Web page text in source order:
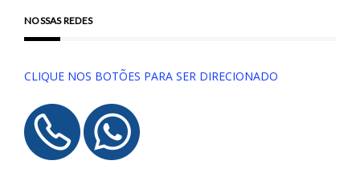
NOSSAS REDES
CLIQUE NOS BOTÕES PARA SER DIRECIONADO